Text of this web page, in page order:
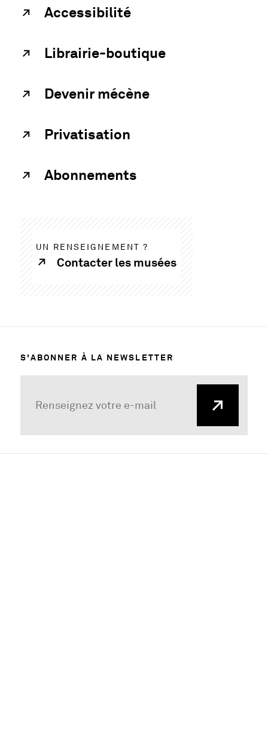
Accessibilité
Librairie-boutique
Devenir mécène
Privatisation
Abonnements
UN RENSEIGNEMENT ?
Contacter les musées
S'ABONNER À LA NEWSLETTER